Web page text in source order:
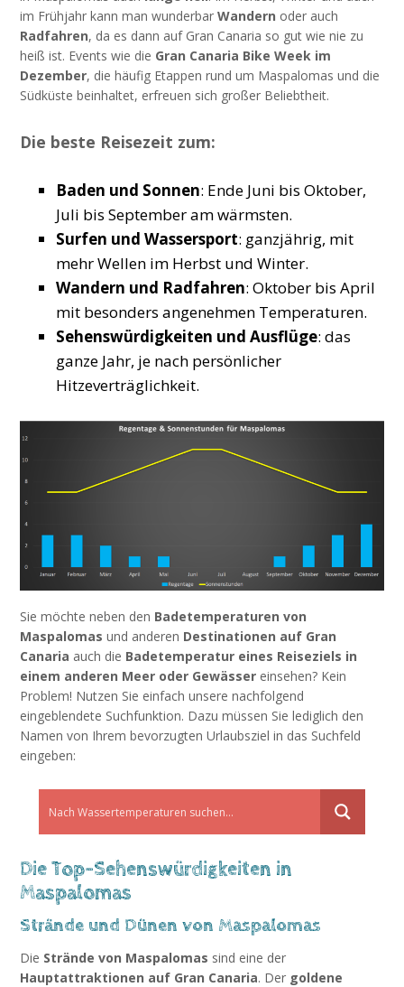
im Frühjahr kann man wunderbarWandern oder auch
Radfahren, da es dann auf Gran Canaria so gut wie nie zu
heiß ist. Events wie die Gran Canaria Bike Week im
Dezember, die häufig Etappen rund um Maspalomas und die
Südküste beinhaltet, erfreuen sich großer Beliebtheit.
Die beste Reisezeit zum:
Baden und Sonnen: Ende Juni bis Oktober,
Juli bis September am wärmsten.
Surfen und Wassersport: ganzjährig, mit
mehr Wellen im Herbst und Winter.
Wandern und Radfahren: Oktober bis April
mit besonders angenehmen Temperaturen.
Sehenswürdigkeiten und Ausflüge: das
ganze Jahr, je nach persönlicher
Hitzeverträglichkeit.
Sie möchte neben den Badetemperaturen von
Maspalomas und anderen Destinationen auf Gran
Canaria auch die Badetemperatur eines Reiseziels in
einem anderen Meer oder Gewässer einsehen? Kein
Problem! Nutzen Sie einfach unsere nachfolgend
eingeblendete Suchfunktion. Dazu müssen Sie lediglich den
Namen von Ihrem bevorzugten Urlaubsziel in das Suchfeld
eingeben:
Die Top-Sehenswürdigkeiten in
Maspalomas
Strände und Dünen von Maspalomas
Die Strände von Maspalomas sind eine der
Hauptattraktionen auf Gran Canaria. Der goldene